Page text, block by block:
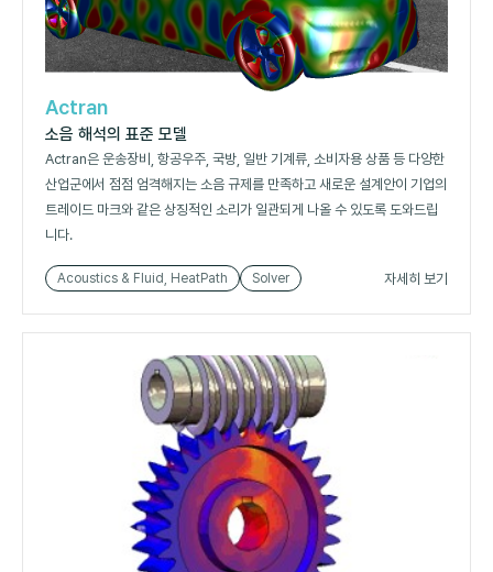
Actran
소음 해석의 표준 모델
Actran은 운송장비, 항공우주, 국방, 일반 기계류, 소비자용 상품 등 다양한
산업군에서 점점 엄격해지는 소음 규제를 만족하고 새로운 설계안이 기업의
트레이드 마크와 같은 상징적인 소리가 일관되게 나올 수 있도록 도와드립
니다.
Acoustics & Fluid, HeatPath Solver 자세히 보기